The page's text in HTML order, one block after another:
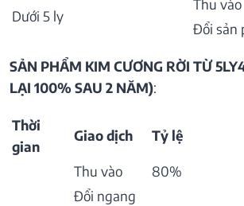
Dưới 5 ly
Thu vào
Đổi sản
SẢN PHẨM KIM CƯƠNG RỜI TỪ
LẠI 100% SAU 2 NĂM):
Thời
gian
Giao dịch Tỷ lệ
Thu vào
80%
Đổi ngang